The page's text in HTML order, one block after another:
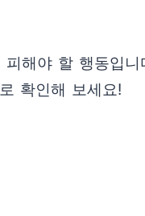
해야 할 행동입
확인해 보세요!